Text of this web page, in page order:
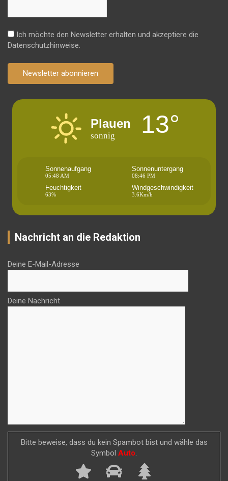
Ich möchte den Newsletter erhalten und akzeptiere die
Datenschutzhinweise.
Newsletter abonnieren
Plauen
sonnig 13°
Sonnenaufgang
05:48 AM
Sonnenuntergang
08:46 PM
Feuchtigkeit
63%
Windgeschwindigkeit
3.6Km/h
Nachricht an die Redaktion
Deine E-Mail-Adresse
Deine Nachricht
Bitte beweise, dass du kein Spambot bist und wähle das
Symbol Auto.